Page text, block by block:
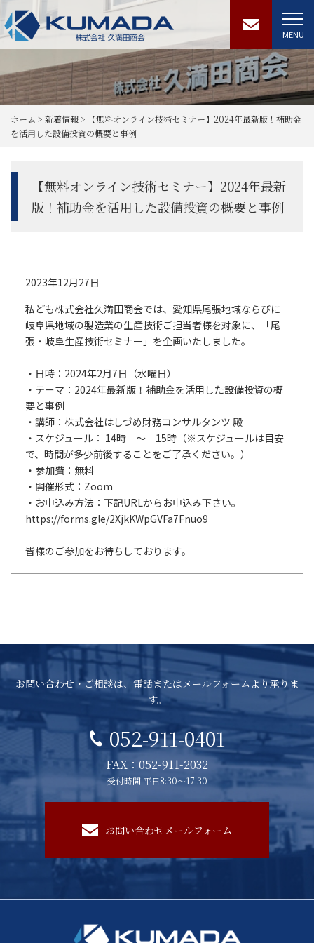
MENU
ホーム > 新着情報>
【無料オンライン技術セミナー】2024年最新版！補助金
を活用した設備投資の概要と事例
【無料オンライン技術セミナー】2024年最新
版！補助金を活用した設備投資の概要と事例
2023年12月27日
私ども株式会社久満田商会では、愛知県尾張地域ならびに
岐阜県地域の製造業の生産技術ご担当者様を対象に、「尾
張・岐阜生産技術セミナー」を企画いたしました。
・日時：2024年2月7日（水曜日）
・テーマ：2024年最新版！補助金を活用した設備投資の概
要と事例
・講師：株式会社はしづめ財務コンサルタンツ 殿
・スケジュール： 14時 ～ 15時（※スケジュールは目安
で、時間が多少前後することをご了承ください。）
・参加費：無料
・開催形式：Zoom
・お申込み方法：下記URLからお申込み下さい。
https://forms.gle/2XjkKWpGVFa7Fnuo9
皆様のご参加をお待ちしております。
お問い合わせ・ご相談は、電話またはメールフォームより承りま
す。
052-911-0401
FAX：052-911-2032
受付時間 平日8:30～17:30
お問い合わせメールフォーム